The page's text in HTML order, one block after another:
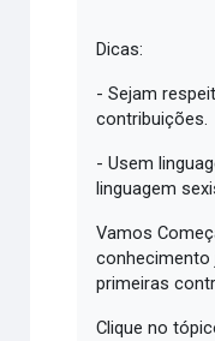
Dicas:
- Sejam
contribuições.
- Usem
linguagem
Vamos
conhecimento
primeiras
Clique no